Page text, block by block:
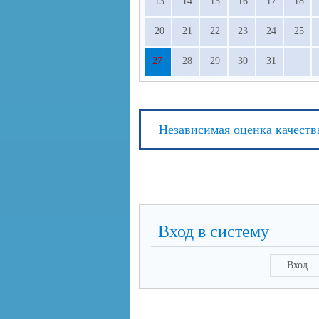
20 21 22 23 24 25
27 28 29 30 31
Независимая оценка
Вход в систему
Вход